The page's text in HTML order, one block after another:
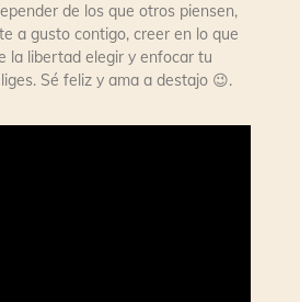
de los que otros piensen,
a gusto contigo, creer en lo que
la libertad elegir y enfocar tu
Sé feliz y ama a destajo 😉.